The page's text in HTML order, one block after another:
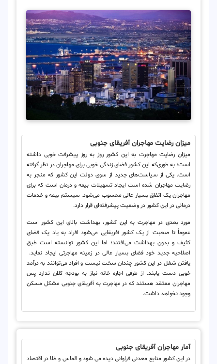
میزان رضایت مهاجران آفریقای جنوبی
میزان رضایت مهاجرت به این کشور روز به روز پیشرفت خوبی داشته
است؛ به طوری‌که این کشور فضای زندگی خوبی برای مهاجران در نظر گرفته
است. یکی از سیاست‌های جدید از سوی دولت این کشور که منجر به
رضایت مهاجران شده است ایجاد تسهیلات بیمه و درمان است که برای
مهاجران یک اتفاق بسیار عالی محسوب می‌شود. سیستم بیمه و خدمات
درمانی در این کشور در وضعیت پیشرفته‌ای قرار دارد.
مورد بعدی در مهاجرت به این کشور، بهداشت بالای این کشور است
عموماً تا صحبت از یک کشور آفریقایی می‌شود افراد به یاد یک فضای
کثیف و بدون بهداشت می‌افتند؛ اما این کشور توانسته است طبق
اصلاحیه جدید خود فضای بسیار عالی در زمینه مهاجرتی ایجاد نماید.
یافتن شغل در این کشور چندان سخت نیست و افراد می‌توانند به درآمد
خوبی دست یابند. از طرفی اجاره خانه نیاز به بودجه کلان ندارد پس
مهاجران معتقد هستند که در مهاجرت به آفریقای جنوبی مشکل مسکن
وجود نخواهد داشت.
آمار مهاجران آفریقای جنوبی
در این کشور منابع معدنی فراوانی دیده می شود و الماس و طلا در اقتصاد